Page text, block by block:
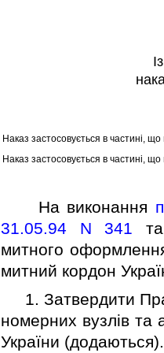
Наказ застосовується в частинi,
Наказ застосовується в частинi,
На виконання
31.05.94 N 341
митного
митний кордон
1. Затвердити
номерних вузлiв та
України (додаються).